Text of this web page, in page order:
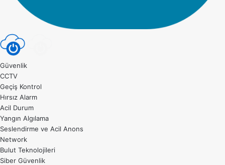
Güvenlik
CCTV
Geçiş Kontrol
Hırsız Alarm
Acil Durum
Yangın Algılama
Seslendirme ve Acil Anons
Network
Bulut Teknolojileri
Siber Güvenlik